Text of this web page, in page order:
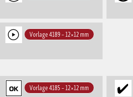
Vorlage 4189 – 12×12 mm
Vorlage 4185 – 12×12 mm